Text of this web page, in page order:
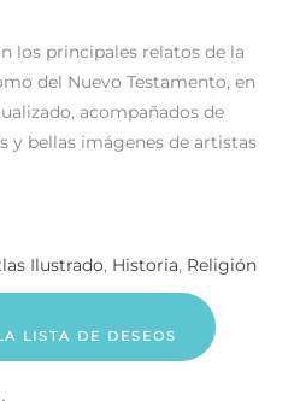
los principales relatos de la
del Nuevo Testamento, en
acompañados de
y bellas imágenes de artistas
Ilustrado, Historia, Religión
LISTA DE DESEOS